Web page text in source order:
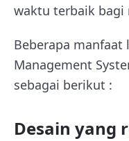
waktu terbaik bagi
Beberapa manfaat
Management
sebagai berikut :
Desain yang